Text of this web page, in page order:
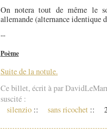
On notera tout de même le
allemande (alternance identique
--
Poème
Suite de la notule.
Ce billet, écrit à par
suscité :
silenzio :: sans ricochet ::